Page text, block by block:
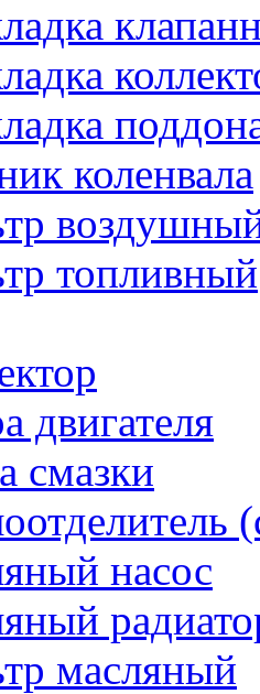
коленвала
топливный
двигателя
смазки
насос
масляный